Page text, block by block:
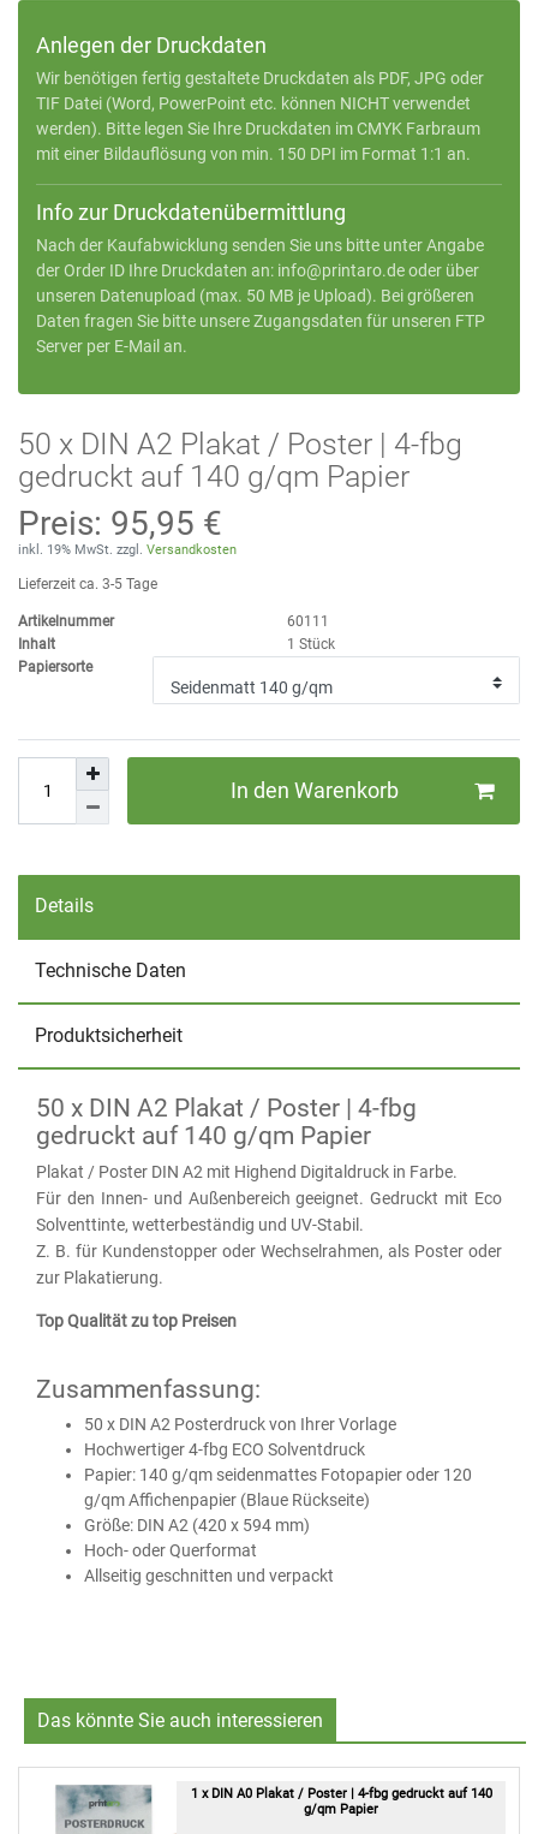
Anlegen der Druckdaten
Wir benötigen fertig gestaltete Druckdaten als PDF, JPG oder
TIF Datei (Word, PowerPoint etc. können NICHT verwendet
werden). Bitte legen Sie Ihre Druckdaten im CMYK Farbraum
mit einer Bildauflösung von min. 150 DPI im Format 1:1 an.
Info zur Druckdatenübermittlung
Nach der Kaufabwicklung senden Sie uns bitte unter Angabe
der Order ID Ihre Druckdaten an: info@printaro.deoder über
unseren Datenupload (max. 50 MB je Upload). Bei größeren
Daten fragen Sie bitte unsere Zugangsdaten für unseren FTP
Server per E-Mail an.
50 x DIN A2 Plakat / Poster | 4-fbg
gedruckt auf 140 g/qm Papier
Preis: 95,95 €
inkl. 19% MwSt. zzgl. Versandkosten
Lieferzeit ca. 3-5 Tage
Artikelnummer
60111
Inhalt
1 Stück
Papiersorte
In den Warenkorb
Details
Technische Daten
Produktsicherheit
50 x DIN A2 Plakat / Poster | 4-fbg
gedruckt auf 140 g/qm Papier
Plakat / Poster DIN A2 mit Highend Digitaldruck in Farbe.
Für den Innen- und Außenbereich geeignet. Gedruckt mit Eco
Solventtinte, wetterbeständig und UV-Stabil.
Z. B. für Kundenstopper oder Wechselrahmen, als Poster oder
zur Plakatierung.
Top Qualität zu top Preisen
Zusammenfassung:
50 x DIN A2 Posterdruck von Ihrer Vorlage
Hochwertiger 4-fbg ECO Solventdruck
Papier: 140 g/qm seidenmattes Fotopapier oder 120
g/qm Affichenpapier (Blaue Rückseite)
Größe: DIN A2 (420 x 594 mm)
Hoch- oder Querformat
Allseitig geschnitten und verpackt
Das könnte Sie auch interessieren
1 x DIN A0 Plakat / Poster | 4-fbg gedruckt auf 140
g/qm Papier